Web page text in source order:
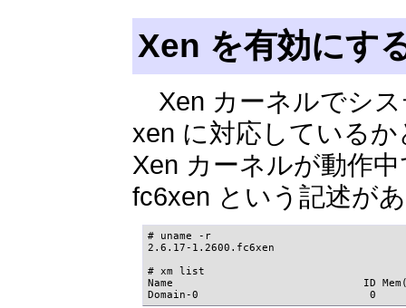
Xen を有効にす
Xen カーネルでシス
xen に対応している
Xen カーネルが動作
fc6xen という記述が
# uname -r
2.6.17-1.2600.fc6xen
# xm list
Name                              ID
Domain-0                           0